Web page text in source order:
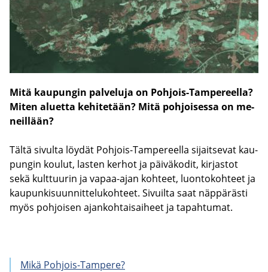
Mitä kau­pun­gin pal­ve­lu­ja on Pohjois-​Tampereella?
Miten aluet­ta ke­hi­te­tään? Mitä poh­joi­ses­sa on me­
neil­lään?
Tältä si­vul­ta löy­dät Pohjois-​Tampereella si­jait­se­vat kau­
pun­gin kou­lut, las­ten ker­hot ja päi­vä­ko­dit, kir­jas­tot
sekä kult­tuu­rin ja vapaa-​ajan koh­teet, luon­to­koh­teet ja
kau­pun­ki­suun­nit­te­lu­koh­teet. Si­vuil­ta saat näp­pä­räs­ti
myös poh­joi­sen ajan­koh­tai­sai­heet ja ta­pah­tu­mat.
Mikä Pohjois-​Tampere?